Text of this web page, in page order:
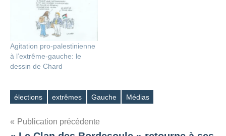
Agitation pro-palestinienne
à l’extrême-gauche: le
dessin de Chard
Étiquettes
élections extrêmes Gauche Médias
Navigation
Publication précédente